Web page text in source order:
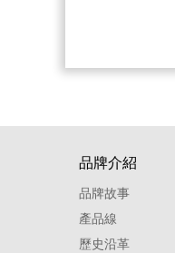
品牌介紹
品牌故事
產品線
歷史沿革